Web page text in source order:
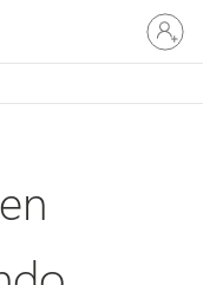
Iniciar
sesión
en
cuenta